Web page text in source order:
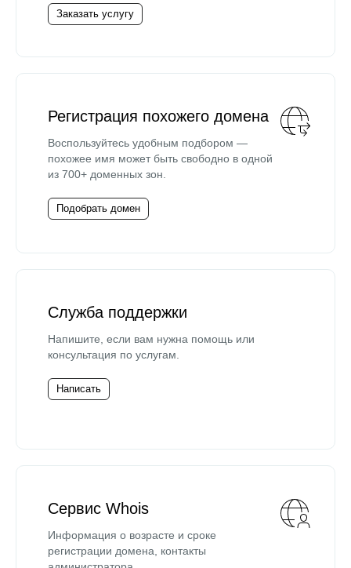
Заказать услугу
Регистрация похожего домена
Воспользуйтесь удобным подбором —
похожее имя может быть свободно в одной
из 700+ доменных зон.
Подобрать домен
Служба поддержки
Напишите, если вам нужна помощь или
консультация по услугам.
Написать
Сервис Whois
Информация о возрасте и сроке
регистрации домена, контакты